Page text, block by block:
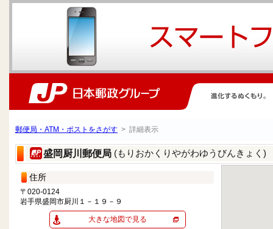
郵便局・ATM・ポストをさがす > 詳細表示
盛岡厨川郵便局 (もりおかくりやがわゆうびんきょく)
住所
〒020-0124
岩手県盛岡市厨川１－１９－９
大きな地図で見る